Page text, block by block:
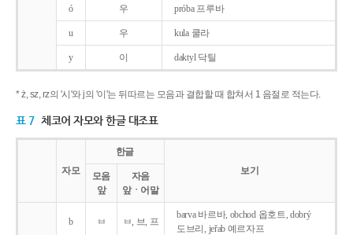
ó 우 próba 프루바
u 우 kula 쿨라
y 이 daktyl 닥틸
* ż, sz, rz의 '시'와 j의 '이'는 뒤따르는 모음과 결합할 때 합쳐서 1 음절로 적는다.
표 7 체코어 자모와 한글 대조표
자모
한글
보기
모음
앞
자음
앞ㆍ어말
b ㅂ ㅂ, 브, 프
barva 바르바, obchod 옵호트, dobrý
도브리, jeřab 예르자프